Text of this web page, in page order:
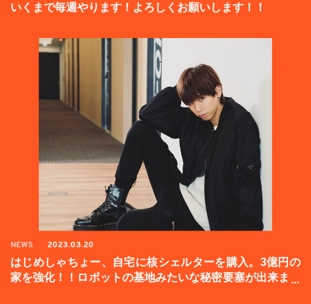
いくまで毎週やります！よろしくお願いします！！
NEWS 2023.03.20
はじめしゃちょー、自宅に核シェルターを購入。3億円の
家を強化！！ロボットの基地みたいな秘密要塞が出来まし